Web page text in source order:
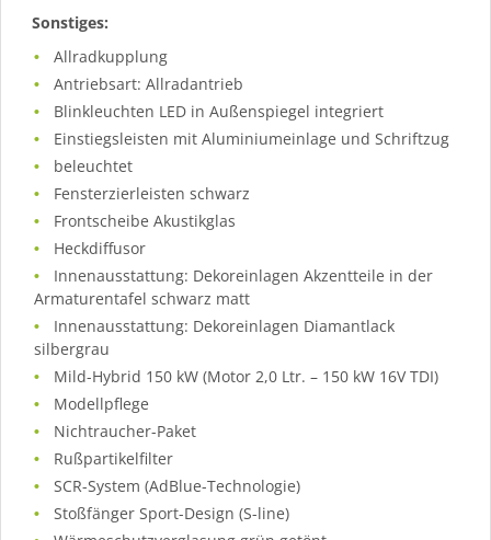
Sonstiges:
Allradkupplung
Antriebsart: Allradantrieb
Blinkleuchten LED in Außenspiegel integriert
Einstiegsleisten mit Aluminiumeinlage und Schriftzug
beleuchtet
Fensterzierleisten schwarz
Frontscheibe Akustikglas
Heckdiffusor
Innenausstattung: Dekoreinlagen Akzentteile in der
Armaturentafel schwarz matt
Innenausstattung: Dekoreinlagen Diamantlack
silbergrau
Mild-Hybrid 150 kW (Motor 2,0 Ltr. – 150 kW 16V TDI)
Modellpflege
Nichtraucher-Paket
Rußpartikelfilter
SCR-System (AdBlue-Technologie)
Stoßfänger Sport-Design (S-line)